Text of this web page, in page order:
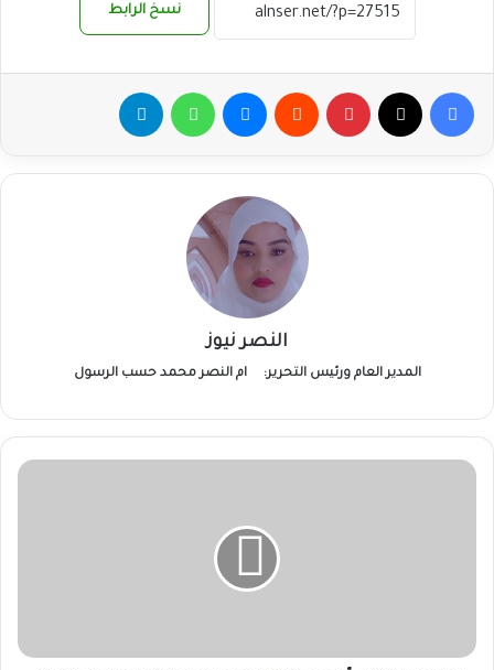
نسخ الرابط
فيسبوك بينتيريست ماسنجر واتساب
النصر نيوز
المدير العام ورئيس التحرير: ام النصر محمد حسب الرسول
السعودية